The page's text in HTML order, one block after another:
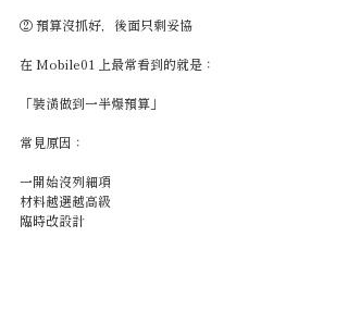
② 預算沒抓好，後面只剩妥協
在 Mobile01 上最常看到的就是：
「裝潢做到一半爆預算」
常見原因：
一開始沒列細項
材料越選越高級
臨時改設計